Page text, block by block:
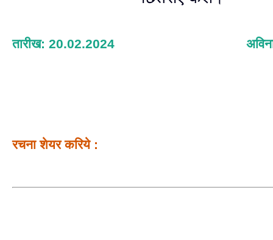
तारीख: 20.02.2024
रचना शेयर करिये :